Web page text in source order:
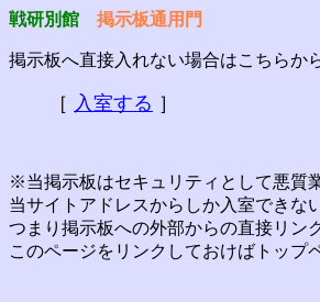
戦研別館 掲示板通用門
掲示板へ直接入れない場合はこちらか
［ 入室する ］
※当掲示板はセキュリティとして悪質
当サイトアドレスからしか入室できな
つまり掲示板への外部からの直接リン
このページをリンクしておけばトップ